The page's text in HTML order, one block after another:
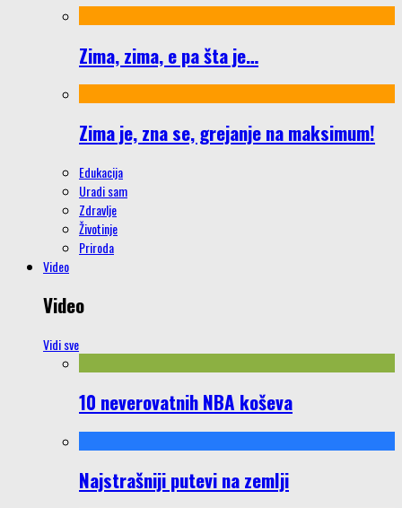
Zima, zima, e pa šta je…
Zima je, zna se, grejanje na maksimum!
Edukacija
Uradi sam
Zdravlje
Životinje
Priroda
Video
Video
Vidi sve
10 neverovatnih NBA koševa
Najstrašniji putevi na zemlji